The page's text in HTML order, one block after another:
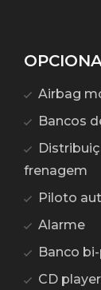
Airbag
Bancos
frenagem
Piloto
Alarme
Banco
CD player